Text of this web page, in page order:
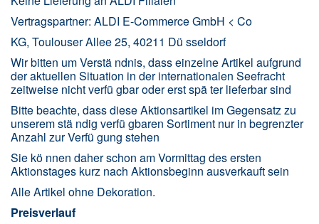
Vertragspartner: ALDI E-Commerce GmbH < Co
KG, Toulouser Allee 25, 40211 Dü sseldorf
Wir bitten um Verstä ndnis, dass einzelne Artikel aufgrund
der aktuellen Situation in der internationalen Seefracht
zeitweise nicht verfü gbar oder erst spä ter lieferbar sind
Bitte beachte, dass diese Aktionsartikel im Gegensatz zu
unserem stä ndig verfü gbaren Sortiment nur in begrenzter
Anzahl zur Verfü gung stehen
Sie kö nnen daher schon am Vormittag des ersten
Aktionstages kurz nach Aktionsbeginn ausverkauft sein
Alle Artikel ohne Dekoration.
Preisverlauf